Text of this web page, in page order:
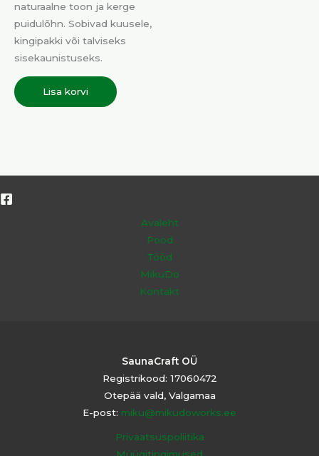
naturaalne toon ja kerge
puidulõhn. Sobivad kuusele,
kingipakki või talviseks
sisekaunistuseks.
Lisa korvi
Avaleht
Pood
Tööd
MikuDo
Kontakt
SaunaCraft OÜ
Registrikood: 17060472
Otepää vald, Valgamaa
E-post: miku@mikudoworks.ee
Privaatsuspoliitika